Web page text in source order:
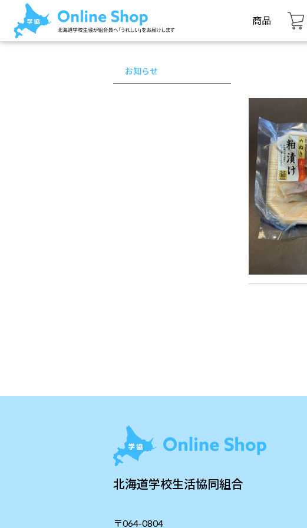
商品
お知らせ
北海道学校生活協同組合
〒064-0804